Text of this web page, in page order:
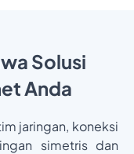
Solusi
Anda
jaringan, koneksi
simetris dan